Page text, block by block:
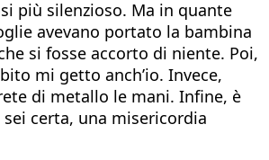
più silenzioso. Ma in quante
avevano portato la bambina
si fosse accorto di niente. Poi,
mi getto anch’io. Invece,
di metallo le mani. Infine, è
certa, una misericordia